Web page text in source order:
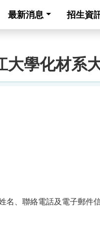
最新消息 招生資
大學化材系
名、聯絡電話及電子郵件